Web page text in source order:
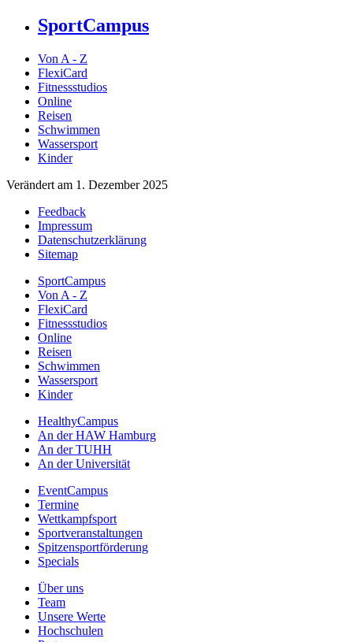
SportCampus
Von A - Z
FlexiCard
Fitnessstudios
Online
Reisen
Schwimmen
Wassersport
Kinder
Verändert am 1. Dezember 2025
Feedback
Impressum
Datenschutzerklärung
Sitemap
SportCampus
Von A - Z
FlexiCard
Fitnessstudios
Online
Reisen
Schwimmen
Wassersport
Kinder
HealthyCampus
An der HAW Hamburg
An der TUHH
An der Universität
EventCampus
Termine
Wettkampfsport
Sportveranstaltungen
Spitzensportförderung
Specials
Über uns
Team
Unsere Werte
Hochschulen